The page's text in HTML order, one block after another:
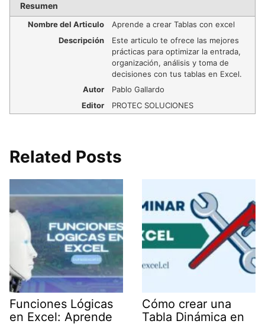
Resumen
Nombre del Articulo
Aprende a crear Tablas con excel
Descripción
Este articulo te ofrece las mejores
prácticas para optimizar la entrada,
organización, análisis y toma de
decisiones con tus tablas en Excel.
Autor
Pablo Gallardo
Editor
PROTEC SOLUCIONES
Related Posts
Funciones Lógicas
en Excel: Aprende
Cómo crear una
Tabla Dinámica en